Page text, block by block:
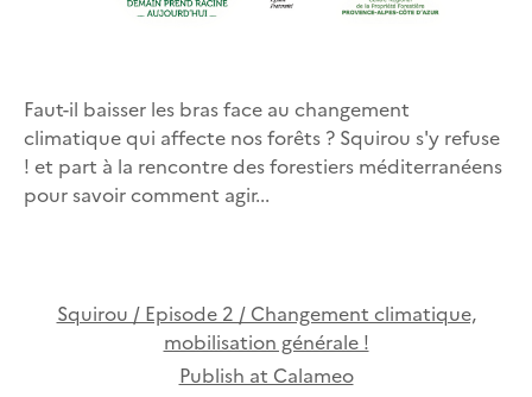
Faut-il baisser les bras face au changement
climatique qui affecte nos forêts ? Squirou s'y refuse
! et part à la rencontre des forestiers méditerranéens
pour savoir comment agir...
Squirou / Episode 2 / Changement climatique,
mobilisation générale !
Publish at Calameo